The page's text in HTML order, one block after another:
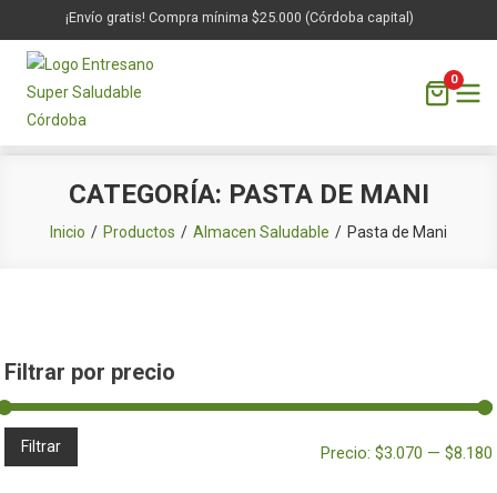
¡Envío gratis! Compra mínima $25.000 (Córdoba capital)
contenido
0
CATEGORÍA: PASTA DE MANI
Inicio Productos Almacen Saludable Pasta de Mani
Filtrar por precio
Filtrar Precio: $3.070 — $8.180